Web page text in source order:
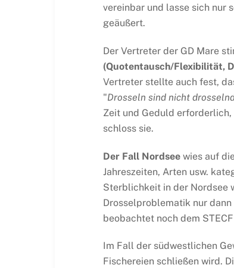
vereinbar und lasse sich nur
geäußert.
Der Vertreter der GD Mare
(Quotentausch/Flexibilität,
Vertreter stellte auch fest,
"Drosseln sind nicht
Zeit und Geduld erforderlich,
schloss sie.
Der Fall Nordsee wies auf
Jahreszeiten, Arten usw.
Sterblichkeit in der Nordsee
Drosselproblematik nur
beobachtet noch dem
Im Fall der südwestlichen
Fischereien schließen wird.